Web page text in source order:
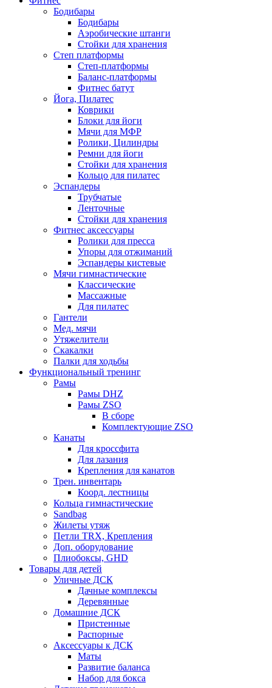
Бодибары
Бодибары
Аэробические штанги
Стойки для хранения
Степ платформы
Степ-платформы
Баланс-платформы
Фитнес батут
Йога, Пилатес
Коврики
Блоки для йоги
Мячи для МФР
Ролики, Цилиндры
Ремни для йоги
Стойки для хранения
Кольцо для пилатес
Эспандеры
Трубчатые
Ленточные
Стойки для хранения
Фитнес аксессуары
Ролики для пресса
Упоры для отжиманий
Эспандеры кистевые
Мячи гимнастические
Классические
Массажные
Для пилатес
Гантели
Мед. мячи
Утяжелители
Скакалки
Палки для ходьбы
Функциональный тренинг
Рамы
Рамы DHZ
Рамы ZSO
В сборе
Комплектующие ZSO
Канаты
Для кроссфита
Для лазания
Крепления для канатов
Трен. инвентарь
Коорд. лестницы
Кольца гимнастические
Sandbag
Жилеты утяж
Петли TRX, Крепления
Доп. оборудование
Плиобоксы, GHD
Товары для детей
Уличные ДСК
Дачные комплексы
Деревянные
Домашние ДСК
Пристенные
Распорные
Аксесcуары к ДСК
Маты
Развитие баланса
Набор для бокса